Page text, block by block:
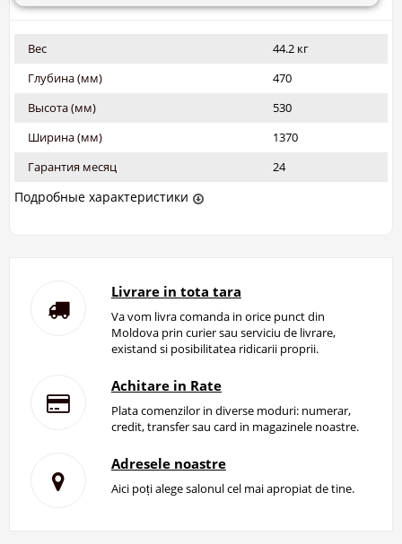
Вес
44.2 кг
Глубина (мм)
470
Высота (мм)
530
Ширина (мм)
1370
Гарантия месяц
24
Подробные характеристики
Livrare in tota tara
Va vom livra comanda in orice punct din
Moldova prin curier sau serviciu de livrare,
existand si posibilitatea ridicarii proprii.
Achitare in Rate
Plata comenzilor in diverse moduri: numerar,
credit, transfer sau card in magazinele noastre.
Adresele noastre
Aici poți alege salonul cel mai apropiat de tine.